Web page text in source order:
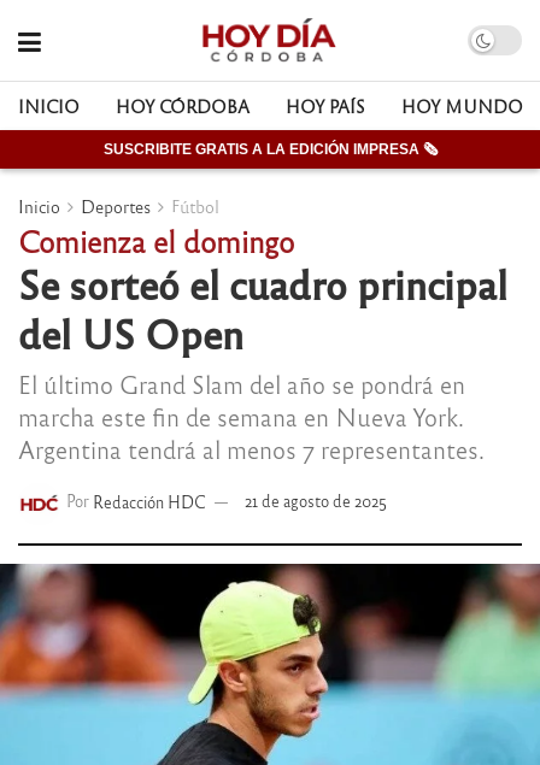
INICIO HOY CÓRDOBA HOY PAÍS HOY MUNDO
SUSCRIBITE GRATIS A LA EDICIÓN IMPRESA 🗞
Inicio Deportes Fútbol
Comienza el domingo
Se sorteó el cuadro principal
del US Open
El último Grand Slam del año se pondrá en
marcha este fin de semana en Nueva York.
Argentina tendrá al menos 7 representantes.
Por Redacción HDC 21 de agosto de 2025